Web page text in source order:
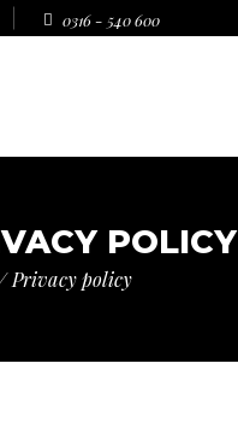
0316 - 540 600
POLICY
Privacy policy